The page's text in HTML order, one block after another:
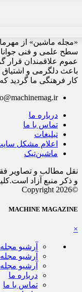
سطح علمی و فنی
عموم علاقمندان قرار
باعث دلگرمی و اشتیاق
کار فرهنگی ما گردید
درباره ما
تماس با ما
تبلیغات
اعلام مشکل
ماشین‌تیک
نقل مطالب و تصاویر
و ذکر منبع آزاد
©Copyright 2026
MACHINE MAGAZINE
×
آرشیو
آرشیو مجله
آرشیو
درباره ما
تماس با ما